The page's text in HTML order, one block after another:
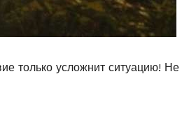
только усложнит ситуацию! Не